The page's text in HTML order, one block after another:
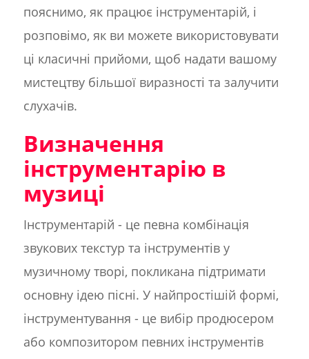
пояснимо, як працює інструментарій, і
розповімо, як ви можете використовувати
ці класичні прийоми, щоб надати вашому
мистецтву більшої виразності та залучити
слухачів.
Визначення
інструментарію в
музиці
Інструментарій - це певна комбінація
звукових текстур та інструментів у
музичному творі, покликана підтримати
основну ідею пісні. У найпростішій формі,
інструментування - це вибір продюсером
або композитором певних інструментів